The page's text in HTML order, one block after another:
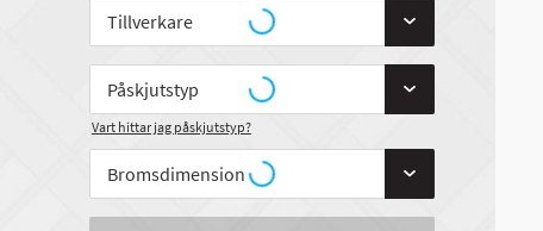
Vart hittar jag påskjutstyp?